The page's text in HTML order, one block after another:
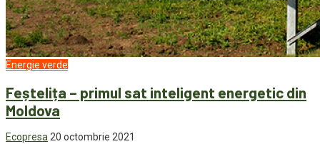
Energie verde
Feștelița – primul sat inteligent energetic din
Moldova
Ecopresa20 octombrie 2021